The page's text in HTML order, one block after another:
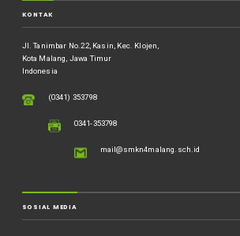
KONTAK
Jl. Tanimbar No.22, Kasin, Kec. Klojen,
Kota Malang, Jawa Timur
Indonesia
(0341) 353798
0341-353798
mail@smkn4malang.sch.id
SOSIAL MEDIA